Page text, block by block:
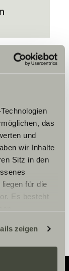
das
und
wir Inhalte
Sitz in den
für die
Es besteht
Daten für
Daten
Sie hier:
zeigen